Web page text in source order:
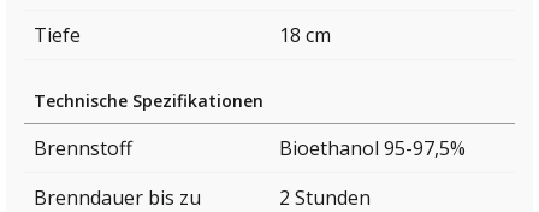
Tiefe
18 cm
Technische Spezifikationen
Brennstoff
Bioethanol 95-97,5%
Brenndauer bis zu
2 Stunden